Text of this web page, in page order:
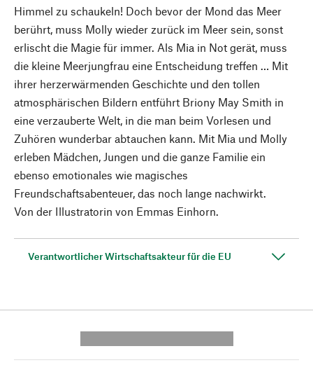
Himmel zu schaukeln! Doch bevor der Mond das Meer
berührt, muss Molly wieder zurück im Meer sein, sonst
erlischt die Magie für immer. Als Mia in Not gerät, muss
die kleine Meerjungfrau eine Entscheidung treffen … Mit
ihrer herzerwärmenden Geschichte und den tollen
atmosphärischen Bildern entführt Briony May Smith in
eine verzauberte Welt, in die man beim Vorlesen und
Zuhören wunderbar abtauchen kann. Mit Mia und Molly
erleben Mädchen, Jungen und die ganze Familie ein
ebenso emotionales wie magisches
Freundschaftsabenteuer, das noch lange nachwirkt.
Von der Illustratorin von Emmas Einhorn.
Verantwortlicher Wirtschaftsakteur für die EU